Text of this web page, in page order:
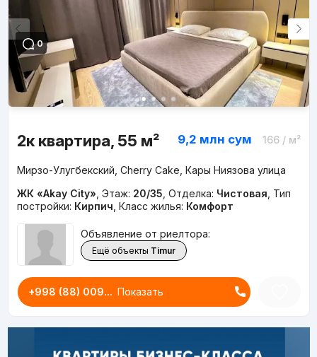
0
2к квартира, 55 м² 9,2 млн сум 166/ м²
Мирзо-Улугбекский, Cherry Cake, Кары Ниязова улица
ЖК «Akay City» Этаж: 20/35 Отделка: Чистовая Тип
постройки: Кирпич Класс жилья: Комфорт
Объявление от риелтора:
Ещё объекты Timur
+998 (88) 009... Показать